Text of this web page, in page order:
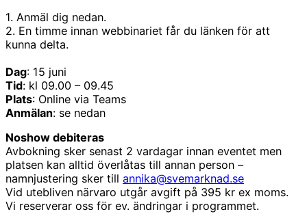
1. Anmäl dig nedan.
2. En timme innan webbinariet får du länken för att
kunna delta.
Dag: 15 juni
Tid: kl 09.00 – 09.45
Plats: Online via Teams
Anmälan: se nedan
Noshow debiteras
Avbokning sker senast 2 vardagar innan eventet men
platsen kan alltid överlåtas till annan person –
namnjustering sker till annika@svemarknad.se
Vid utebliven närvaro utgår avgift på 395 kr ex moms.
Vi reserverar oss för ev. ändringar i programmet.